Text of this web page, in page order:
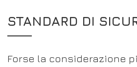
STANDARD DI
Forse la considerazione